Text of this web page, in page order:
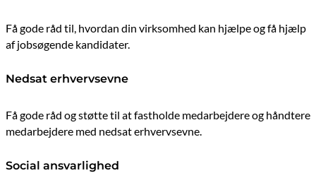
Få gode råd til, hvordan din virksomhed kan hjælpe og få hjælp
af jobsøgende kandidater.
Nedsat erhvervsevne
Få gode råd og støtte til at fastholde medarbejdere og håndtere
medarbejdere med nedsat erhvervsevne.
Social ansvarlighed